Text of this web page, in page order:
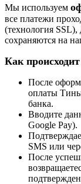
Мы используем
все платежи
(технология
сохраняются на
Как
После
оплаты
банка.
Вводите
Google Pay).
SMS или
После